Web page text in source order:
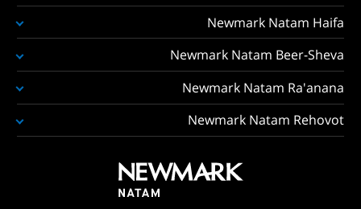
Newmark Natam Haifa
Newmark Natam Beer-Sheva
Newmark Natam Ra'anana
Newmark Natam Rehovot